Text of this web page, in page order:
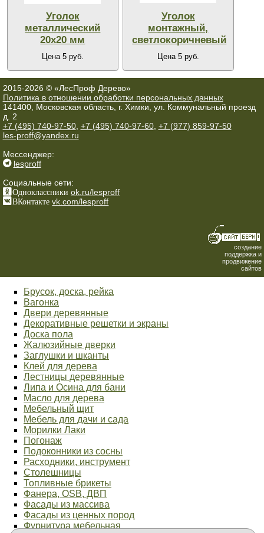
Уголок
металлический
20х20 мм
Цена 5 руб.
Уголок
монтажный,
светлокоричневый
Цена 5 руб.
2015-2026 © «ЛесПроф Дерево»
Политика в отношении обработки персональных данных
141400, Московская область, г. Химки, ул. Коммунальный проезд
д. 2
+7 (495) 740-97-50, +7 (495) 740-97-60, +7 (977) 859-97-50
les-proff@yandex.ru
Мессенджер:
lesproff
Социальные сети:
Одноклассники ok.ru/lesproff
ВКонтакте vk.com/lesproff
создание
поддержка и
продвижение
сайтов
Брусок, доска, рейка
Вагонка
Двери деревянные
Декоративные решетки и экраны
Доска пола
Жалюзийные дверки
Заглушки и шканты
Клей для дерева
Лестницы деревянные
Липа и Осина для бани
Масло для дерева
Мебельный щит
Мебель для дачи и сада
Морилки Лаки
Погонаж
Подоконники из сосны
Расходники, инструмент
Столешницы
Топливные брикеты
Фанера, OSB, ДВП
Фасады из массива
Фасады из ценных пород
Фурнитура мебельная